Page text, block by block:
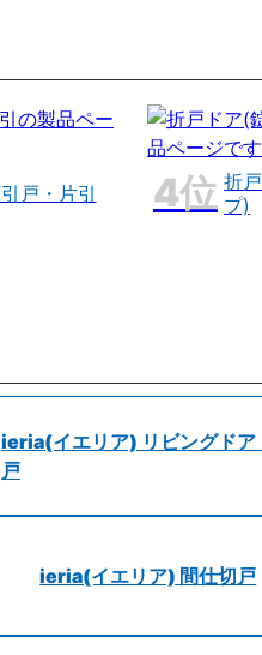
戸・片引
折
プ)
ieria(イエリア) リビングドア
戸
ieria(イエリア) 間仕切戸